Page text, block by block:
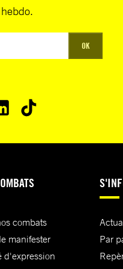
OK
combats
manifester
d'expression
Par